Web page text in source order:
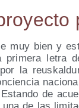
muy bien y
pri­me­ra letra
la
de